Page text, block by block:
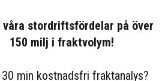
våra stordriftsfördelar på över
150 milj i fraktvolym!
30 min kostnadsfri fraktanalys?